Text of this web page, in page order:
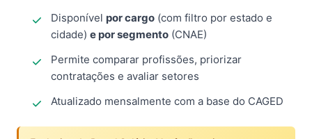
Disponível por cargo (com filtro por estado e
cidade) e por segmento (CNAE)
Permite comparar profissões, priorizar
contratações e avaliar setores
Atualizado mensalmente com a base do CAGED